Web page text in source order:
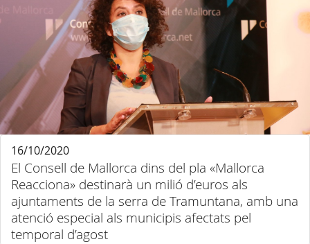
El Consell de Mallorca dins del pla «Mallorca
Reacciona» destinarà un milió d’euros als
ajuntaments de la serra de Tramuntana, amb una
atenció especial als municipis afectats pel
temporal d’agost
16/10/2020